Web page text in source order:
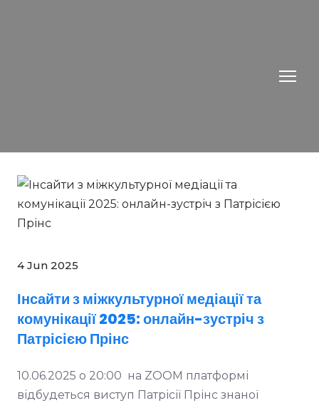
4 Jun 2025
Інсайти з міжкультурної медіації та
комунікації 2025: онлайн-зустріч з
Патрісією Прінс
10.06.2025 о 20:00 на ZOOM платформі
відбудеться виступ Патрісії Прінс знаної